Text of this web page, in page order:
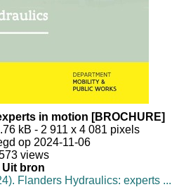
in motion [BROCHURE]
kB - 2 911 x 4 081 pixels
op 2024-11-06
views
Uit bron
Flanders Hydraulics: experts ...